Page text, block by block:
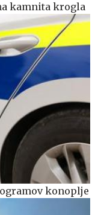
kamnita krogla
konoplje